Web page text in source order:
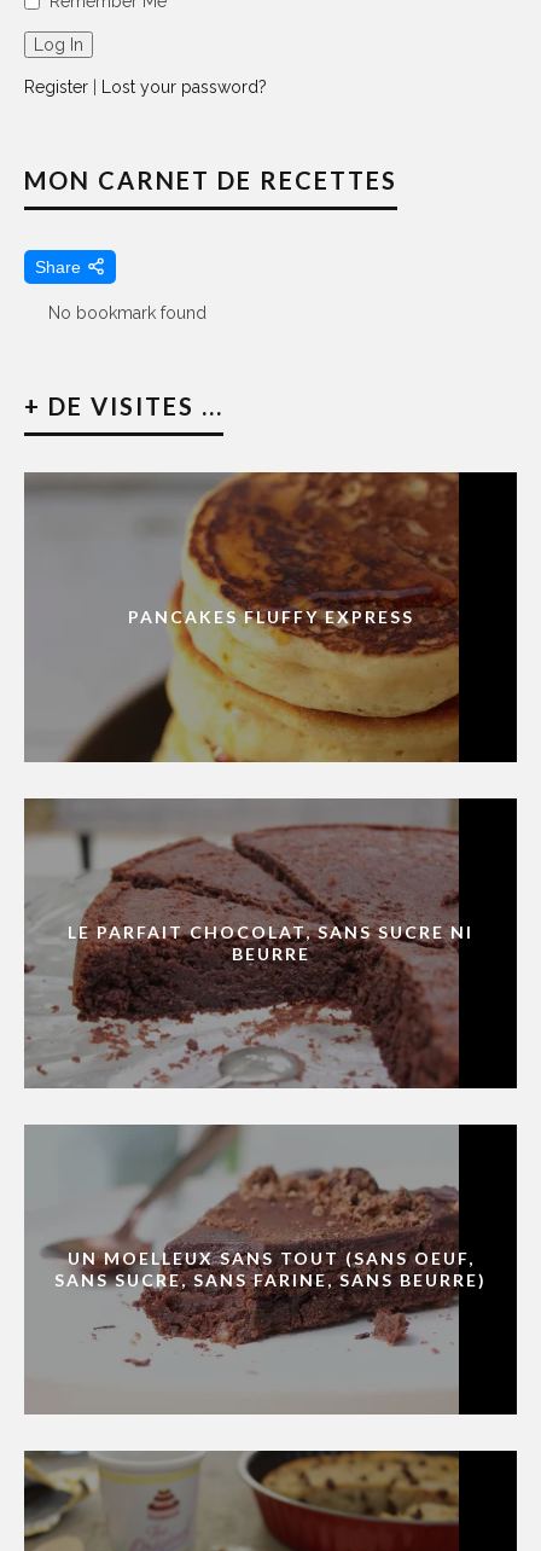
Register Lost your password?
MON CARNET DE RECETTES
Share
No bookmark found
+ DE VISITES ...
PANCAKES FLUFFY EXPRESS
LE PARFAIT CHOCOLAT, SANS SUCRE NI
BEURRE
UN MOELLEUX SANS TOUT (SANS OEUF,
SANS SUCRE, SANS FARINE, SANS BEURRE)